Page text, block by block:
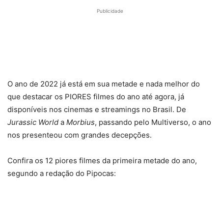
Publicidade
O ano de 2022 já está em sua metade e nada melhor do
que destacar os PIORES filmes do ano até agora, já
disponíveis nos cinemas e streamings no Brasil. De
Jurassic World a Morbius, passando pelo Multiverso, o ano
nos presenteou com grandes decepções.
Confira os 12 piores filmes da primeira metade do ano,
segundo a redação do Pipocas: